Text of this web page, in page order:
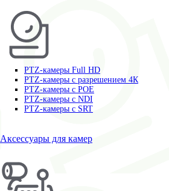
PTZ-камеры Full HD
PTZ-камеры с разрешением 4К
PTZ-камеры с POE
PTZ-камеры c NDI
PTZ-камеры с SRT
Аксессуары для камер